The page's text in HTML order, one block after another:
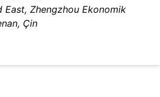
East, Zhengzhou Ekonomik
Çin